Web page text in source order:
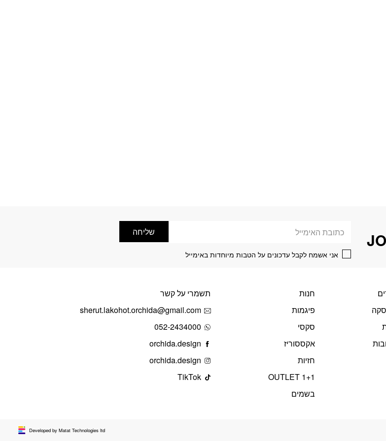
שליחה
אני אשמח לקבל עדכונים על הטבות מיוחדות באימייל
חנות
פיגמות
סקסי
אקססוריז
חזיות
OUTLET 1+1
בשמים
תשמרי על קשר
sherut.lakohot.orchida@gmail.com
052-2434000
orchida.design
orchida.design
TikTok
Developed by Matat Technologies ltd